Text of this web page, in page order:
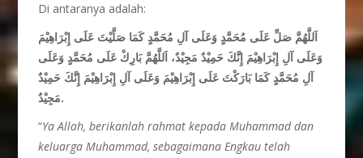
Di antaranya adalah:
اَللَّهُمَّ صَلِّ عَلَى مُحَمَّدٍ وَعَلَى آلِ مُحَمَّدٍ كَمَا صَلَّيْتَ عَلَى إِبْرَاهِيْمَ
وَعَلَى آلِ إِبْرَاهِيْمَ إِنَّكَ حَمِيْدٌ مَجِيْدٌ، اَللَّهُمَّ بَارِكْ عَلَى مُحَمَّدٍ وَعَلَى
آلِ مُحَمَّدٍ كَمَا بَارَكْتَ عَلَى إِبْرَاهِيْمَ وَعَلَى آلِ إِبْرَاهِيْمَ إِنَّكَ حَمِيْدٌ
مَجِيْدٌ.
“Ya Allah, berikanlah rahmat kepada Muhammad dan
keluarga Muhammad, sebagaimana Engkau telah